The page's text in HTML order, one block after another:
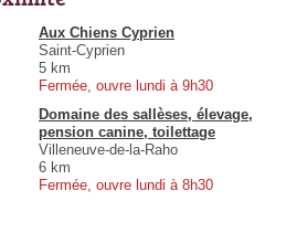
Aux Chiens Cyprien
Saint-Cyprien
5 km
Fermée, ouvre lundi à 9h30
Domaine des sallèses, élevage,
pension canine, toilettage
Villeneuve-de-la-Raho
6 km
Fermée, ouvre lundi à 8h30